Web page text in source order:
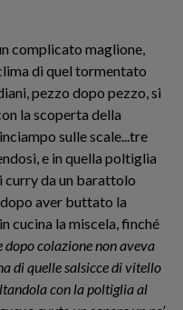
complicato maglione,
di quel tormentato
pezzo dopo pezzo, si
la scoperta della
sulle scale...tre
e in quella poltiglia
curry da un barattolo
aver buttato la
cucina la miscela, finché
dopo colazione non aveva
di quelle salsicce di vitello
con la poltiglia al